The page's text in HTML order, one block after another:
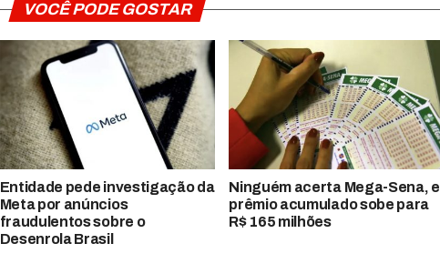
VOCÊ PODE GOSTAR
Entidade pede investigação da
Meta por anúncios
fraudulentos sobre o
Desenrola Brasil
Ninguém acerta Mega-Sena, e
prêmio acumulado sobe para
R$ 165 milhões